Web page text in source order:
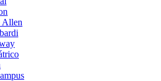
Allen